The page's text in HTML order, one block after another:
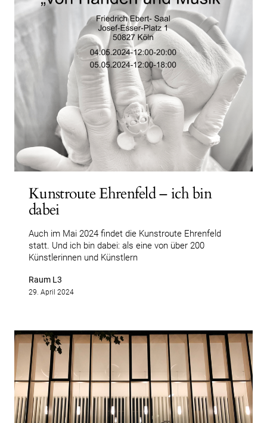
Kunstroute Ehrenfeld – ich bin
dabei
Auch im Mai 2024 findet die Kunstroute Ehrenfeld
statt. Und ich bin dabei: als eine von über 200
Künstlerinnen und Künstlern
Raum L3
29. April 2024